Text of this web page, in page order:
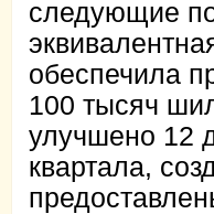
следующие
обеспечила
100 тысяч
улучшено 12
квартала,